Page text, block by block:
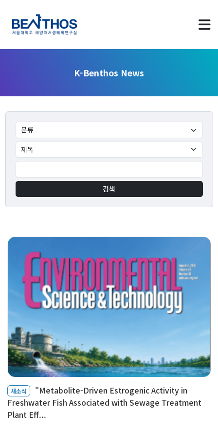
K-Benthos News
검색
새소식
"Metabolite-Driven Estrogenic Activity in
Freshwater Fish Associated with Sewage Treatment
Plant Eff...
Greetings
Applying to Program
LAB Identity
Profile & Timeline
Making an ‘Impact’
Teaching
Faculty
Staff
Alumni